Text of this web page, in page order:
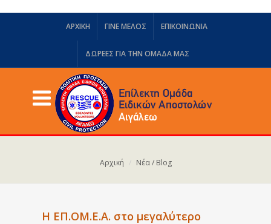
ΑΡΧΙΚΗ ΓΙΝΕ ΜΕΛΟΣ ΕΠΙΚΟΙΝΩΝΙΑ
ΔΩΡΕΈΣ ΓΙΑ ΤΗΝ ΟΜΆΔΑ ΜΑΣ
Αρχική Νέα / Blog
Η ΕΠ.ΟΜ.Ε.Α. στο μεγαλύτερο